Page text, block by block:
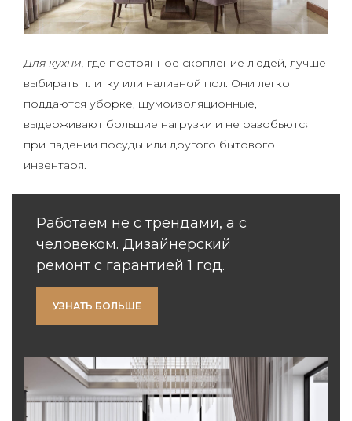
Для кухни, где постоянное скопление людей, лучше
выбирать плитку или наливной пол. Они легко
поддаются уборке, шумоизоляционные,
выдерживают большие нагрузки и не разобьются
при падении посуды или другого бытового
инвентаря.
Работаем не с трендами, а с
человеком. Дизайнерский
ремонт с гарантией 1 год.
УЗНАТЬ БОЛЬШЕ